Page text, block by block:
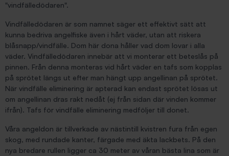
"vindfälledödaren".
Vindfälledödaren är som namnet säger ett effektivt sätt att
kunna bedriva angelfiske även i hårt väder, utan att riskera
blåsnapp/vindfälle. Dom här dona håller vad dom lovar i alla
väder. Vindfälledödaren innebär att vi monterar ett beteslås på
pinnen. Från denna monteras vid hårt väder en tafs som kopplas
på sprötet längs ut efter man hängt upp angellinan på sprötet.
När vindfälle eliminering är apterad kan endast sprötet lösas ut
om angellinan dras rakt nedåt (ej från sidan där vinden kommer
ifrån). Tafs för vindfälle eliminering medföljer till donet.
Våra angeldon är tillverkade av nästintill kvistren fura från egen
skog, med rundade kanter, färgade med äkta lackbets. På den
nya bredare rullen ligger ca 30 meter av våran bästa lina som är